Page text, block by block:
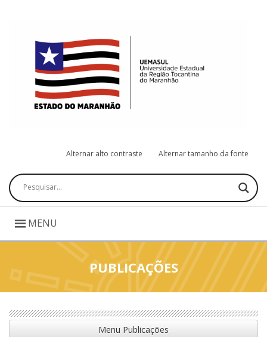
Alternar alto contraste Alternar tamanho da fonte
Pesquisar
MENU
PUBLICAÇÕES
Menu Publicações